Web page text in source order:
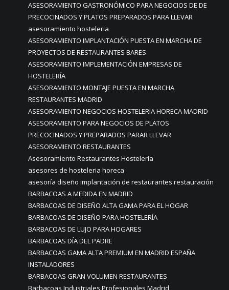
ASESORAMIENTO GASTRONÓMICO PARA NEGOCIOS DE DE
PRECOCINADOS Y PLATOS PREPARADOS PARA LLEVAR
asesoramiento hosteleria
ASESORAMIENTO IMPLANTACIÓN PUESTA EN MARCHA DE
PROYECTOS DE RESTAURANTES BARES
ASESORAMIENTO IMPLEMENTACIÓN EMPRESAS DE
HOSTELERÍA
ASESORAMIENTO MONTAJE PUESTA EN MARCHA
RESTAURANTES MADRID
ASESORAMIENTO NEGOCIOS HOSTELERIA HORECA MADRID
ASESORAMIENTO PARA NEGOCIOS DE PLATOS
PRECOCINADOS Y PREPARADOS PARAR LLEVAR
ASESORAMIENTO RESTAURANTES
Asesoramiento Restaurantes Hostelería
asesores de hosteleria horeca
asesoría diseño implantación de restaurantes restauración
BARBACOAS A MEDIDA EN MADRID
BARBACOAS DE DISEÑO ALTA GAMA PARA EL HOGAR
BARBACOAS DE DISEÑO PARA HOSTELERÍA
BARBACOAS DE LUJO PARA HOGARES
BARBACOAS DÍA DEL PADRE
BARBACOAS GAMA ALTA PREMIUM EN MADRID ESPAÑA
INSTALADORES
BARBACOAS GRAN VOLUMEN RESTAURANTES
Barbacoas Industriales Profesionales Madrid